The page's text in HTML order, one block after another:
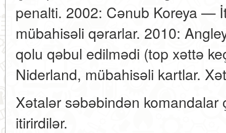
penalti. 2002: Cənub Koreya —
mübahisəli qərarlar. 2010:
qolu qəbul edilmədi (top xəttə
Niderland, mübahisəli kartlar.
Xətalər səbəbindən komandalar
itirirdilər.